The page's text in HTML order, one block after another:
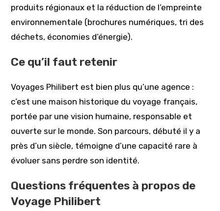
produits régionaux et la réduction de l’empreinte
environnementale (brochures numériques, tri des
déchets, économies d’énergie).
Ce qu’il faut retenir
Voyages Philibert est bien plus qu’une agence :
c’est une maison historique du voyage français,
portée par une vision humaine, responsable et
ouverte sur le monde. Son parcours, débuté il y a
près d’un siècle, témoigne d’une capacité rare à
évoluer sans perdre son identité.
Questions fréquentes à propos de
Voyage Philibert